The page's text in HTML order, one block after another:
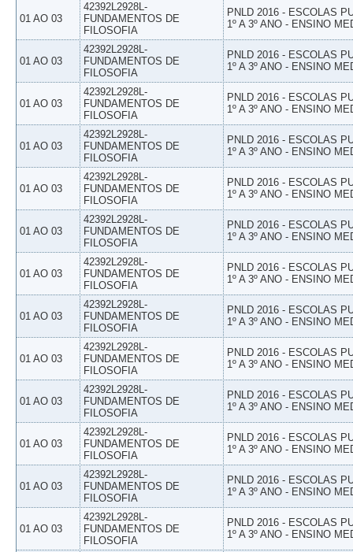
01 AO 03
42392L2928L-
FUNDAMENTOS DE
FILOSOFIA
PNLD 2016 - ESCOLAS
1º A 3º ANO - ENSINO
01 AO 03
42392L2928L-
FUNDAMENTOS DE
FILOSOFIA
PNLD 2016 - ESCOLAS
1º A 3º ANO - ENSINO
01 AO 03
42392L2928L-
FUNDAMENTOS DE
FILOSOFIA
PNLD 2016 - ESCOLAS
1º A 3º ANO - ENSINO
01 AO 03
42392L2928L-
FUNDAMENTOS DE
FILOSOFIA
PNLD 2016 - ESCOLAS
1º A 3º ANO - ENSINO
01 AO 03
42392L2928L-
FUNDAMENTOS DE
FILOSOFIA
PNLD 2016 - ESCOLAS
1º A 3º ANO - ENSINO
01 AO 03
42392L2928L-
FUNDAMENTOS DE
FILOSOFIA
PNLD 2016 - ESCOLAS
1º A 3º ANO - ENSINO
01 AO 03
42392L2928L-
FUNDAMENTOS DE
FILOSOFIA
PNLD 2016 - ESCOLAS
1º A 3º ANO - ENSINO
01 AO 03
42392L2928L-
FUNDAMENTOS DE
FILOSOFIA
PNLD 2016 - ESCOLAS
1º A 3º ANO - ENSINO
01 AO 03
42392L2928L-
FUNDAMENTOS DE
FILOSOFIA
PNLD 2016 - ESCOLAS
1º A 3º ANO - ENSINO
01 AO 03
42392L2928L-
FUNDAMENTOS DE
FILOSOFIA
PNLD 2016 - ESCOLAS
1º A 3º ANO - ENSINO
01 AO 03
42392L2928L-
FUNDAMENTOS DE
FILOSOFIA
PNLD 2016 - ESCOLAS
1º A 3º ANO - ENSINO
01 AO 03
42392L2928L-
FUNDAMENTOS DE
FILOSOFIA
PNLD 2016 - ESCOLAS
1º A 3º ANO - ENSINO
01 AO 03
42392L2928L-
FUNDAMENTOS DE
FILOSOFIA
PNLD 2016 - ESCOLAS
1º A 3º ANO - ENSINO